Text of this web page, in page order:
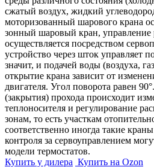
сжатый воздух, жидкий
моторизованный шарового крана
зонный шаровый кран, управление
осуществляется посредством
устройство через шток управляет
значит, и подачей воды (воздуха,
открытие крана зависит от
двигателя. Угол поворота равен
(закрытия) прохода происходит
теплоносителя и регулирование
зонам, то есть участкам
соответственно иногда такие
контроля за сервоуправлением
модели термостатов.
Купить у дилера Купить на Ozon